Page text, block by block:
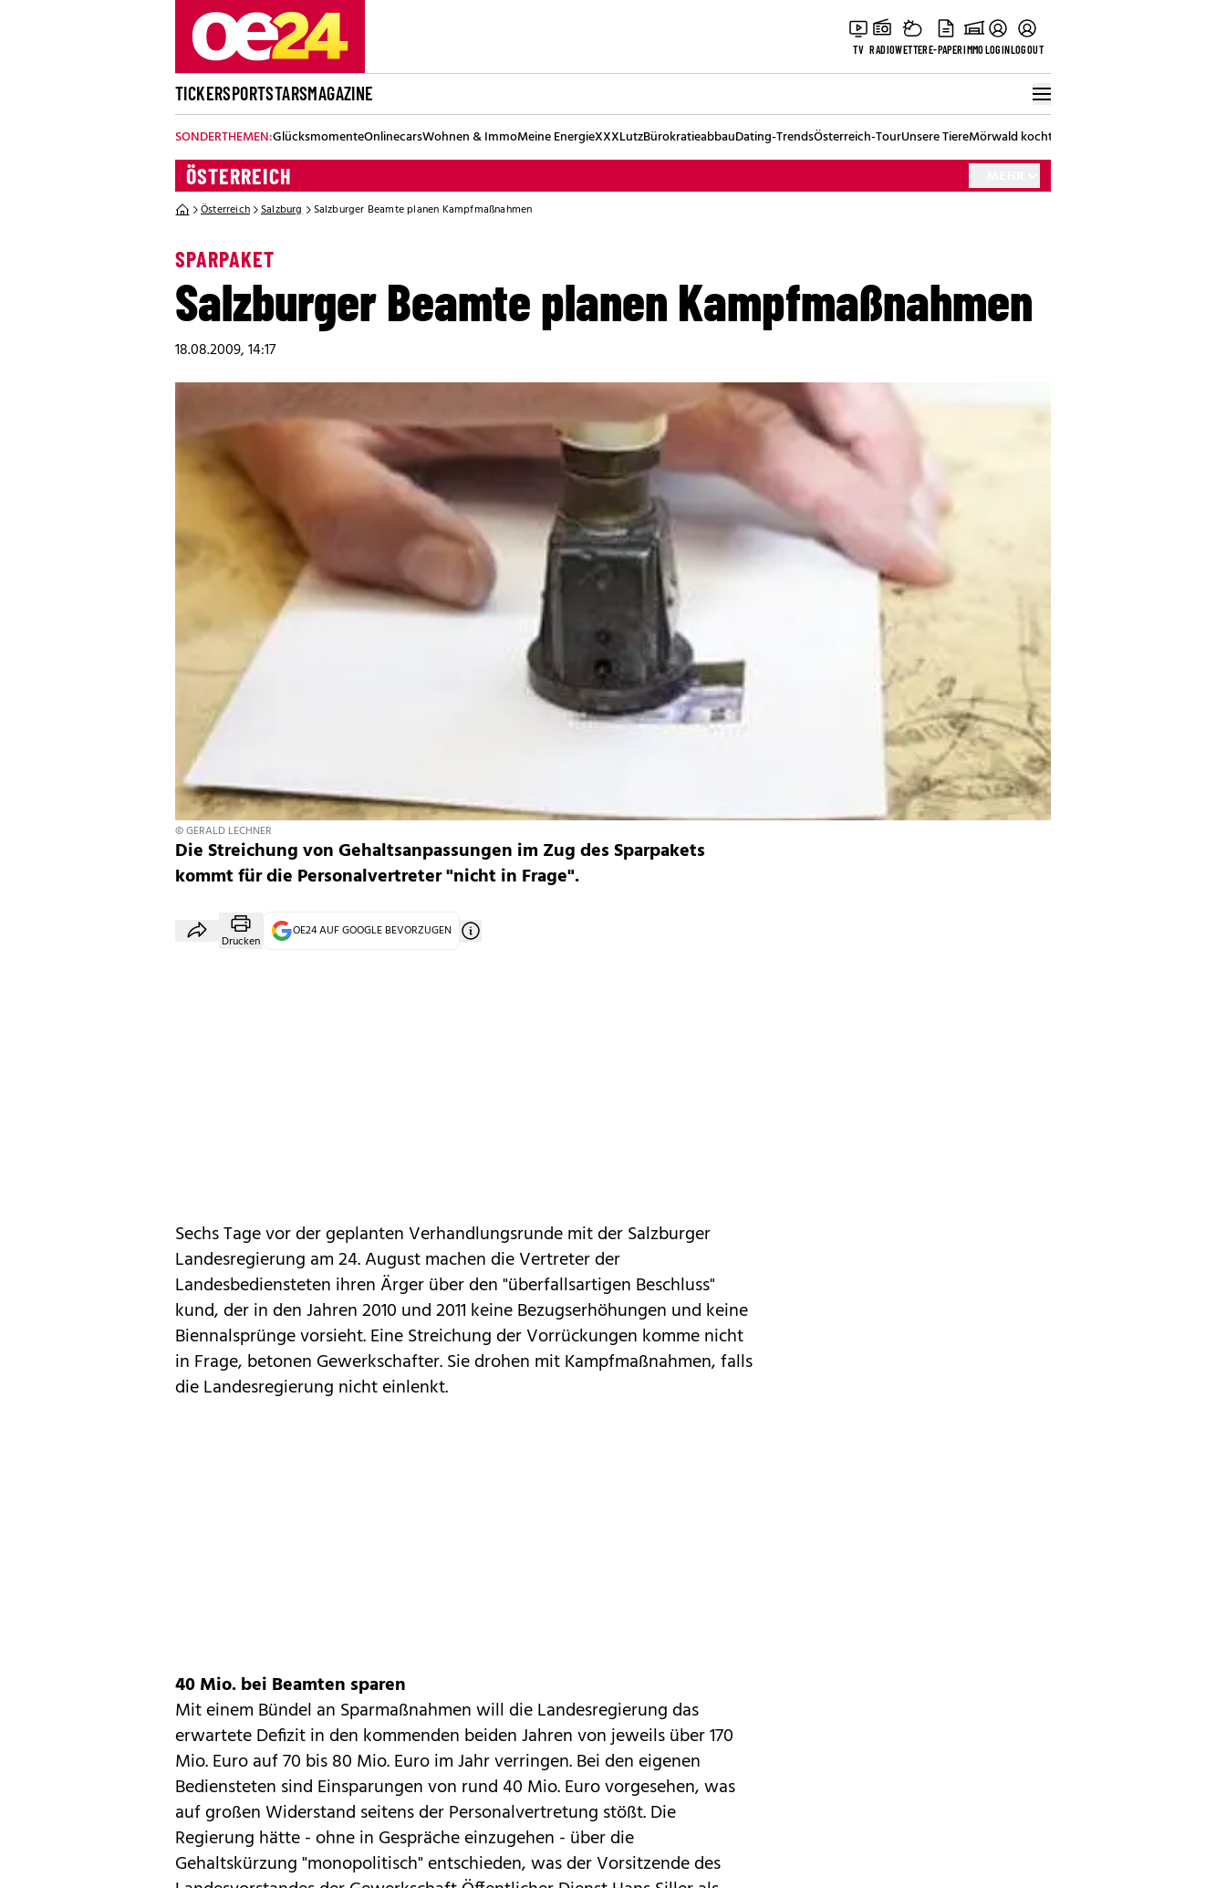
TV RADIOWETTERE-PAPERIMMOLOGINLOGOUT
TICKERSPORTSTARSMAGAZINE
SONDERTHEMEN:GlücksmomenteOnlinecarsWohnen & ImmoMeine EnergieXXXLutzBürokratieabbauDating-TrendsÖsterreich-TourUnsere TiereMörwald kocht
ÖSTERREICH
Österreich Salzburg Salzburger Beamte planen Kampfmaßnahmen
SPARPAKET
Salzburger Beamte planen Kampfmaßnahmen
18.08.2009, 14:17
© GERALD LECHNER
Die Streichung von Gehaltsanpassungen im Zug des Sparpakets
kommt für die Personalvertreter "nicht in Frage".
Drucken
OE24 AUF GOOGLE BEVORZUGEN
Sechs Tage vor der geplanten Verhandlungsrunde mit der Salzburger
Landesregierung am 24. August machen die Vertreter der
Landesbediensteten ihren Ärger über den "überfallsartigen Beschluss"
kund, der in den Jahren 2010 und 2011 keine Bezugserhöhungen und keine
Biennalsprünge vorsieht. Eine Streichung der Vorrückungen komme nicht
in Frage, betonen Gewerkschafter. Sie drohen mit Kampfmaßnahmen, falls
die Landesregierung nicht einlenkt.
40 Mio. bei Beamten sparen
Mit einem Bündel an Sparmaßnahmen will die Landesregierung das
erwartete Defizit in den kommenden beiden Jahren von jeweils über 170
Mio. Euro auf 70 bis 80 Mio. Euro im Jahr verringen. Bei den eigenen
Bediensteten sind Einsparungen von rund 40 Mio. Euro vorgesehen, was
auf großen Widerstand seitens der Personalvertretung stößt. Die
Regierung hätte - ohne in Gespräche einzugehen - über die
Gehaltskürzung "monopolitisch" entschieden, was der Vorsitzende des